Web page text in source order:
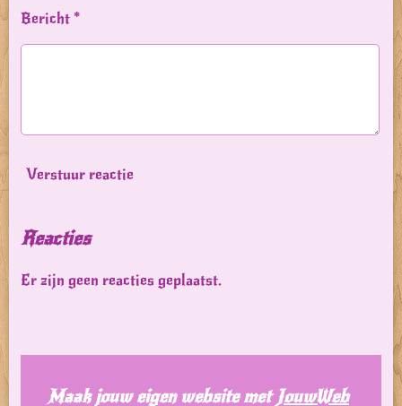
Bericht *
Verstuur reactie
Reacties
Er zijn geen reacties geplaatst.
Maak jouw eigen website met JouwWeb